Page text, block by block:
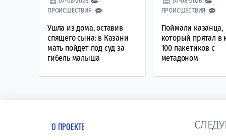
ПРОИСШЕСТВИЯ
Ушла из дома, оставив
спящего сына: в Казани
мать пойдет под суд за
гибель малыша
ПРОИСШЕСТВИЯ
Поймали казанца,
который прятал в
100 пакетиков с
метадоном
О ПРОЕКТЕ